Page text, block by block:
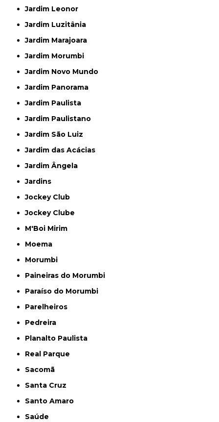
Jardim Leonor
Jardim Luzitânia
Jardim Marajoara
Jardim Morumbi
Jardim Novo Mundo
Jardim Panorama
Jardim Paulista
Jardim Paulistano
Jardim São Luiz
Jardim das Acácias
Jardim Ângela
Jardins
Jockey Club
Jockey Clube
M'Boi Mirim
Moema
Morumbi
Paineiras do Morumbi
Paraíso do Morumbi
Parelheiros
Pedreira
Planalto Paulista
Real Parque
Sacomã
Santa Cruz
Santo Amaro
Saúde